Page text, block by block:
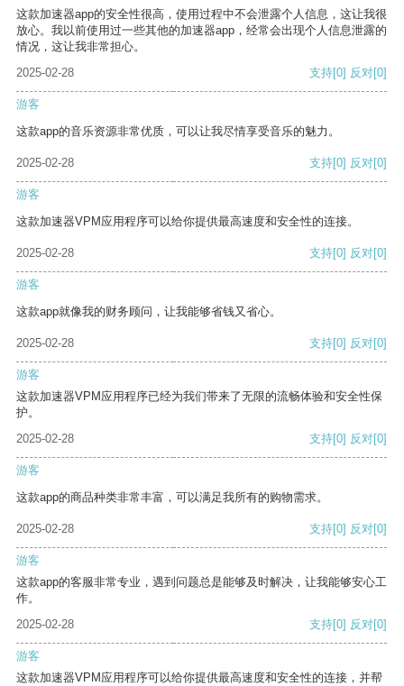
这款加速器app的安全性很高，使用过程中不会泄露个人信息，这让我很
放心。我以前使用过一些其他的加速器app，经常会出现个人信息泄露的
情况，这让我非常担心。
2025-02-28
支持[0] 反对[0]
游客
这款app的音乐资源非常优质，可以让我尽情享受音乐的魅力。
2025-02-28 支持[0] 反对[0]
游客
这款加速器VPM应用程序可以给你提供最高速度和安全性的连接。
2025-02-28 支持[0] 反对[0]
游客
这款app就像我的财务顾问，让我能够省钱又省心。
2025-02-28 支持[0] 反对[0]
游客
这款加速器VPM应用程序已经为我们带来了无限的流畅体验和安全性保
护。
2025-02-28
支持[0] 反对[0]
游客
这款app的商品种类非常丰富，可以满足我所有的购物需求。
2025-02-28 支持[0] 反对[0]
游客
这款app的客服非常专业，遇到问题总是能够及时解决，让我能够安心工
作。
2025-02-28
支持[0] 反对[0]
游客
这款加速器VPM应用程序可以给你提供最高速度和安全性的连接，并帮